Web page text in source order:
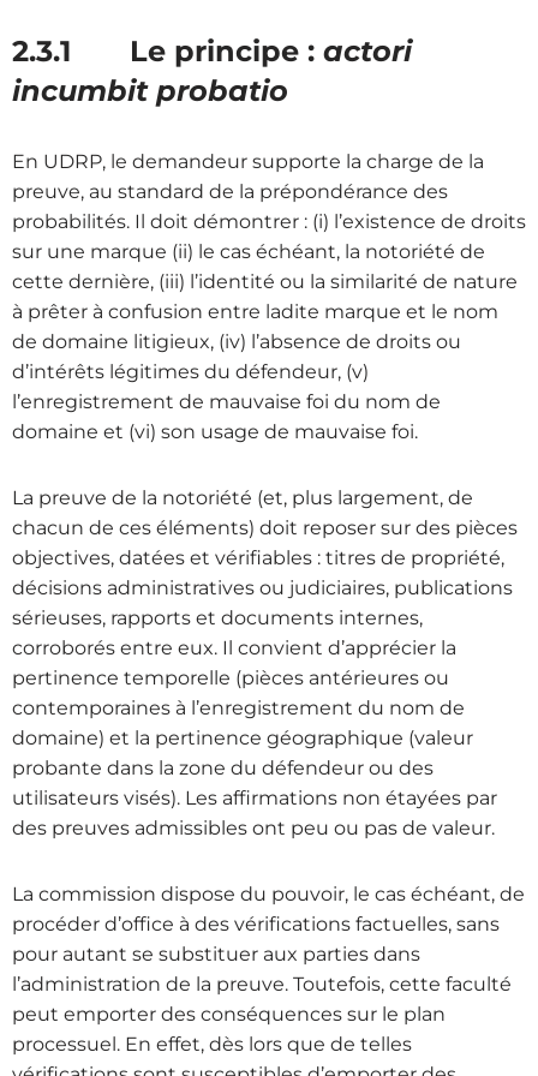
2.3.1 Le principe : actori
incumbit probatio
En UDRP, le demandeur supporte la charge de la
preuve, au standard de la prépondérance des
probabilités. Il doit démontrer : (i) l’existence de droits
sur une marque (ii) le cas échéant, la notoriété de
cette dernière, (iii) l’identité ou la similarité de nature
à prêter à confusion entre ladite marque et le nom
de domaine litigieux, (iv) l’absence de droits ou
d’intérêts légitimes du défendeur, (v)
l’enregistrement de mauvaise foi du nom de
domaine et (vi) son usage de mauvaise foi.
La preuve de la notoriété (et, plus largement, de
chacun de ces éléments) doit reposer sur des pièces
objectives, datées et vérifiables : titres de propriété,
décisions administratives ou judiciaires, publications
sérieuses, rapports et documents internes,
corroborés entre eux. Il convient d’apprécier la
pertinence temporelle (pièces antérieures ou
contemporaines à l’enregistrement du nom de
domaine) et la pertinence géographique (valeur
probante dans la zone du défendeur ou des
utilisateurs visés). Les affirmations non étayées par
des preuves admissibles ont peu ou pas de valeur.
La commission dispose du pouvoir, le cas échéant, de
procéder d’office à des vérifications factuelles, sans
pour autant se substituer aux parties dans
l’administration de la preuve. Toutefois, cette faculté
peut emporter des conséquences sur le plan
processuel. En effet, dès lors que de telles